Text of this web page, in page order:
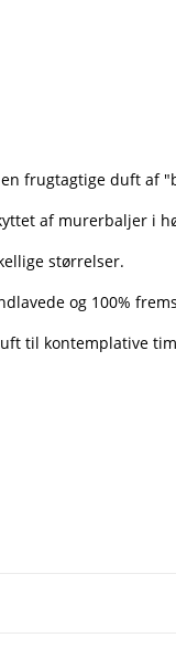
frugtagtige duft af
af murerbaljer i
størrelser.
og 100%
til kontemplative